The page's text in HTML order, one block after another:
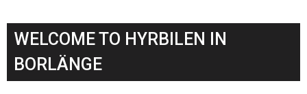
WELCOME TO HYRBILEN IN
BORLÄNGE